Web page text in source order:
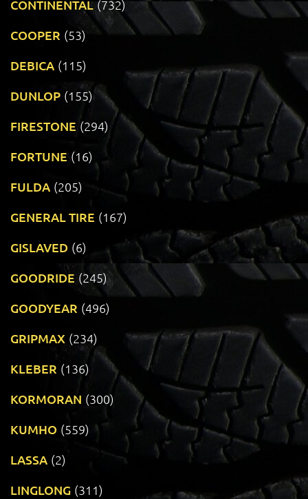
CONTINENTAL (732)
COOPER (53)
DEBICA (115)
DUNLOP (155)
FIRESTONE (294)
FORTUNE (16)
FULDA (205)
GENERAL TIRE (167)
GISLAVED (6)
GOODRIDE (245)
GOODYEAR (496)
GRIPMAX (234)
KLEBER (136)
KORMORAN (300)
KUMHO (559)
LASSA (2)
LINGLONG (311)